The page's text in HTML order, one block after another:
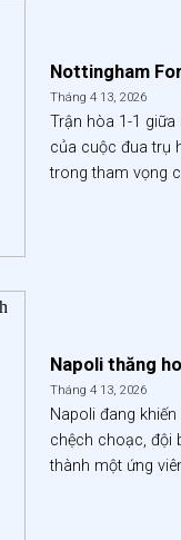
Nottingham
Tháng 4 13, 2026
Trận hòa 1-1
của cuộc đua trụ
trong tham vọng
Napoli thăng
Tháng 4 13, 2026
Napoli đang
chệch choạc, đội
thành một ứng